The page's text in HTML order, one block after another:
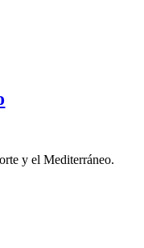
y el Mediterráneo.